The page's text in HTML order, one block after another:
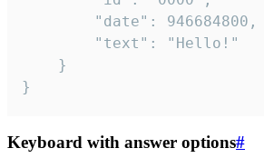
}
Keyboard with answer options#